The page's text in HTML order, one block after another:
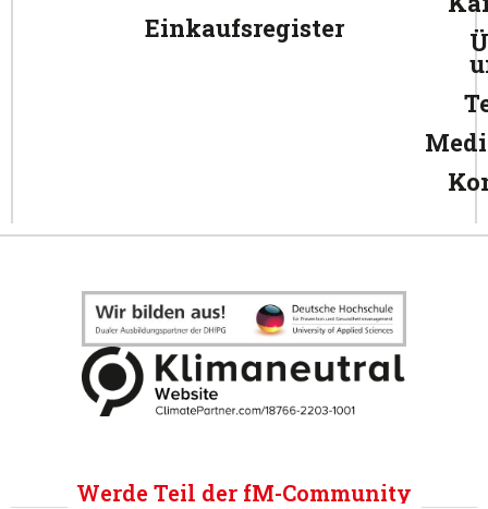
Einkaufsregister
Werde Teil der fM-Community